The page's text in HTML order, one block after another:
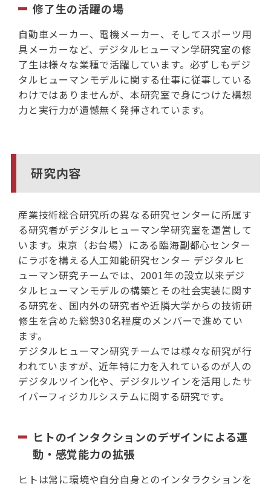
修了生の活躍の場
自動車メーカー、電機メーカー、そしてスポーツ用
具メーカーなど、デジタルヒューマン学研究室の修
了生は様々な業種で活躍しています。必ずしもデジ
タルヒューマンモデルに関する仕事に従事している
わけではありませんが、本研究室で身につけた構想
力と実行力が遺憾無く発揮されています。
研究内容
産業技術総合研究所の異なる研究センターに所属す
る研究者がデジタルヒューマン学研究室を運営して
います。東京（お台場）にある臨海副都心センター
にラボを構える人工知能研究センター デジタルヒ
ューマン研究チームでは、2001年の設立以来デジ
タルヒューマンモデルの構築とその社会実装に関す
る研究を、国内外の研究者や近隣大学からの技術研
修生を含めた総勢30名程度のメンバーで進めてい
ます。
デジタルヒューマン研究チームでは様々な研究が行
われていますが、近年特に力を入れているのが人の
デジタルツイン化や、デジタルツインを活用したサ
イバーフィジカルシステムに関する研究です。
ヒトのインタクションのデザインによる運
動・感覚能力の拡張
ヒトは常に環境や自分自身とのインタラクションを